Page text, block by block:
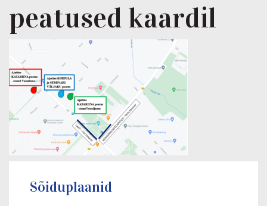
peatused kaardil
Sõiduplaanid